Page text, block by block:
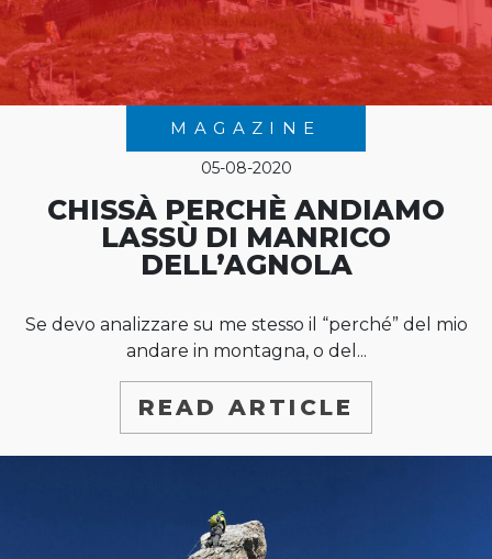
MAGAZINE
05-08-2020
CHISSÀ PERCHÈ ANDIAMO
LASSÙ DI MANRICO
DELL’AGNOLA
Se devo analizzare su me stesso il “perché” del mio
andare in montagna, o del...
READ ARTICLE